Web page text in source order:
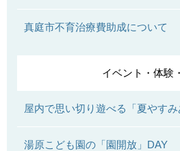
真庭市不育治療費助成について
イベント・体験
屋内で思い切り遊べる「夏やすみ
湯原こども園の「園開放」DAY